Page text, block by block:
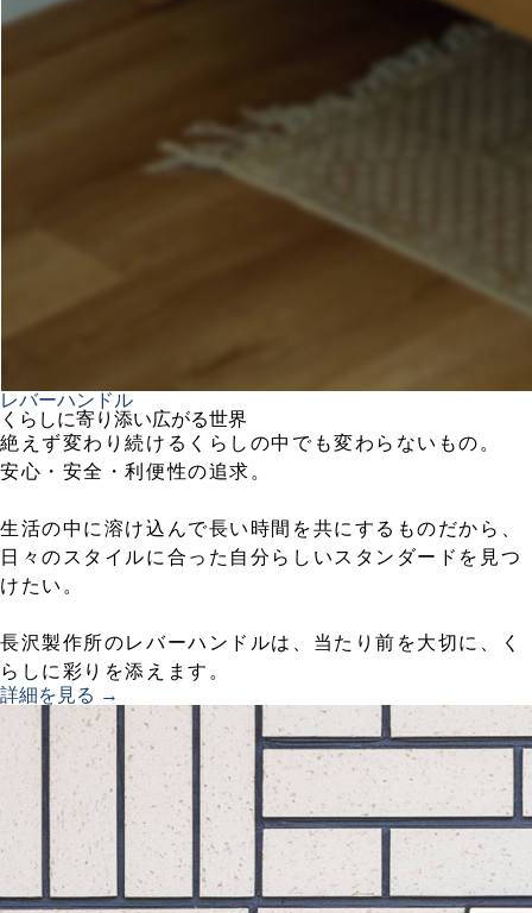
レバーハンドル
くらしに寄り添い広がる世界
絶えず変わり続けるくらしの中でも変わらないもの。
安心・安全・利便性の追求。
生活の中に溶け込んで長い時間を共にするものだから、
日々のスタイルに合った自分らしいスタンダードを見つ
けたい。
長沢製作所のレバーハンドルは、当たり前を大切に、く
らしに彩りを添えます。
詳細を見る →